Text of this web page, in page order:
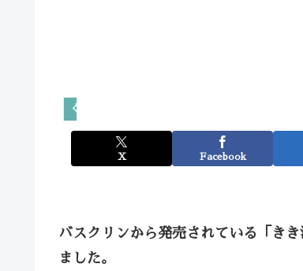
くらしとこども
X Facebook
バスクリンから発売されている「き
ました。